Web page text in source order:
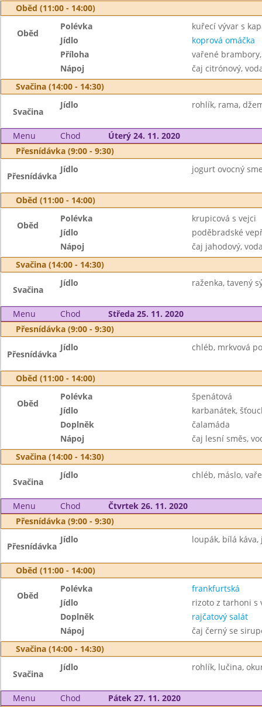
Oběd (11:00 - 14:00)
Oběd
Polévka
kuřecí vývar s
Jídlo
koprová omáčka
Příloha
vařené
Nápoj
čaj citrónový,
Svačina (14:00 - 14:30)
Svačina
Jídlo rohlík, rama,
Menu Chod
Úterý 24. 11. 2020
Přesnídávka (9:00 - 9:30)
Přesnídávka
Jídlo jogurt ovocný
Oběd (11:00 - 14:00)
Oběd
Polévka
krupicová s vejci
Jídlo
poděbradské
Nápoj
čaj jahodový,
Svačina (14:00 - 14:30)
Svačina
Jídlo raženka, tavený
Menu Chod
Středa 25. 11. 2020
Přesnídávka (9:00 - 9:30)
Přesnídávka
Jídlo chléb, mrkvová
Oběd (11:00 - 14:00)
Oběd
Polévka
špenátová
Jídlo
karbanátek,
Doplněk
čalamáda
Nápoj
čaj lesní směs,
Svačina (14:00 - 14:30)
Svačina
Jídlo chléb, máslo,
Menu Chod
Čtvrtek 26. 11. 2020
Přesnídávka (9:00 - 9:30)
Přesnídávka
Jídlo loupák, bílá káva,
Oběd (11:00 - 14:00)
Oběd
Polévka
frankfurtská
Jídlo
rizoto z tarhoni s
Doplněk
rajčatový salát
Nápoj
čaj černý se
Svačina (14:00 - 14:30)
Svačina
Jídlo rohlík, lučina,
Menu Chod
Pátek 27. 11. 2020